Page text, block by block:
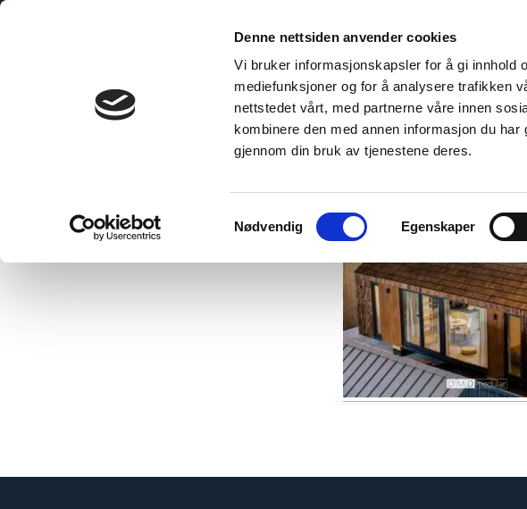
Denne nettsiden anvender cookies
Vi bruker informasjonskapsler for å gi innhold
mediefunksjoner og for å analysere trafikken
nettstedet vårt, med partnerne våre innen
kombinere den med annen informasjon du
gjennom din bruk av tjenestene deres.
Samtykkevalg
Nødvendig Egenskaper
The Sustainable Choice Technical Information Modular